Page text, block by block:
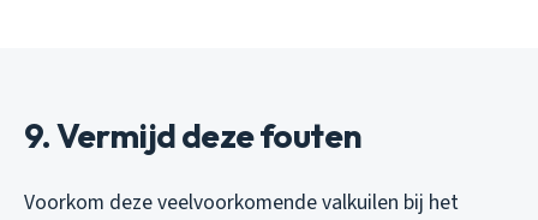
9. Vermijd deze fouten
Voorkom deze veelvoorkomende valkuilen bij het